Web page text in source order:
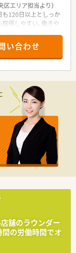
区エリア担当より）
も120日以上としっか
得しやすい、働きや
し、周辺には飲食店
。
需しており、一人ひ
の健康と幸せを願っ
います。
タルや販売事業も手
です。
、人員配置を手厚く
ます。
ており、ご経験やス
です。
ており、週休2日制
けます。
られており、日々
です。
い合わせ
店舗のラウンダー
の労働時間でオ